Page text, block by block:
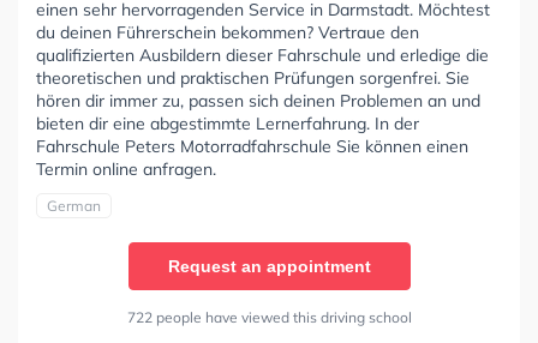
einen sehr hervorragenden Service in Darmstadt. Möchtest
du deinen Führerschein bekommen? Vertraue den
qualifizierten Ausbildern dieser Fahrschule und erledige die
theoretischen und praktischen Prüfungen sorgenfrei. Sie
hören dir immer zu, passen sich deinen Problemen an und
bieten dir eine abgestimmte Lernerfahrung. In der
Fahrschule Peters Motorradfahrschule Sie können einen
Termin online anfragen.
German
Request an appointment
722 people have viewed this driving school